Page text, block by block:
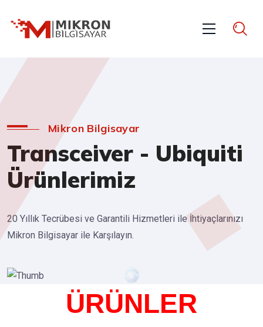
Mikron Bilgisayar
Transceiver - Ubiquiti
Ürünlerimiz
20 Yıllık Tecrübesi ve Garantili Hizmetleri ile İhtiyaçlarınızı
Mikron Bilgisayar ile Karşılayın.
ÜRÜNLER